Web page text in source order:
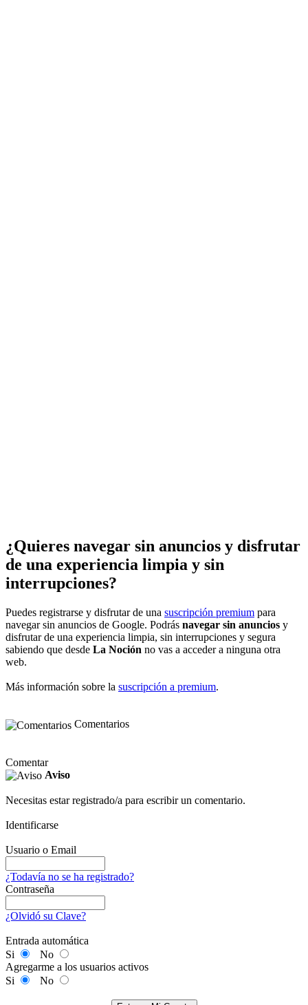
¿Quieres navegar sin anuncios y disfrutar
de una experiencia limpia y sin
interrupciones?
Puedes registrarse y disfrutar de una suscripción premium para
navegar sin anuncios de Google. Podrás navegar sin anuncios y
disfrutar de una experiencia limpia, sin interrupciones y segura
sabiendo que desde La Noción no vas a acceder a ninguna otra
web.
Más información sobre la suscripción a premium.
Comentarios
Comentar
Aviso
Necesitas estar registrado/a para escribir un comentario.
Identificarse
Usuario o Email
¿Todavía no se ha registrado?
Contraseña
¿Olvidó su Clave?
Entrada automática
Si
No
Agregarme a los usuarios activos
Si
No